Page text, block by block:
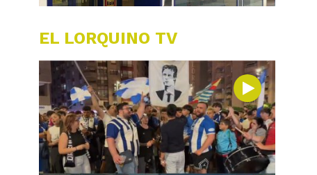
EL LORQUINO TV